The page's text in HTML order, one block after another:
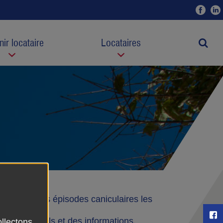
locataire
Locataires
des épisodes caniculaires les
des conseils et des informations.